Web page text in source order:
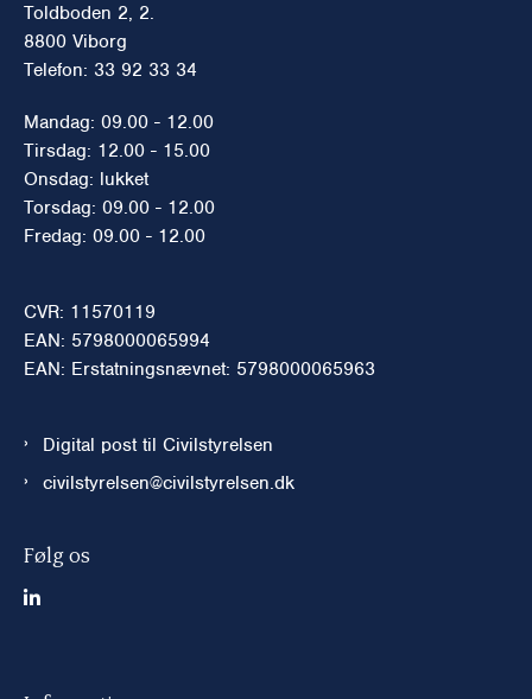
Toldboden 2, 2.
8800 Viborg
Telefon: 33 92 33 34
Mandag: 09.00 - 12.00
Tirsdag: 12.00 - 15.00
Onsdag: lukket
Torsdag: 09.00 - 12.00
Fredag: 09.00 - 12.00
CVR: 11570119
EAN: 5798000065994
EAN: Erstatningsnævnet: 5798000065963
Digital post til Civilstyrelsen
civilstyrelsen@civilstyrelsen.dk
Følg os